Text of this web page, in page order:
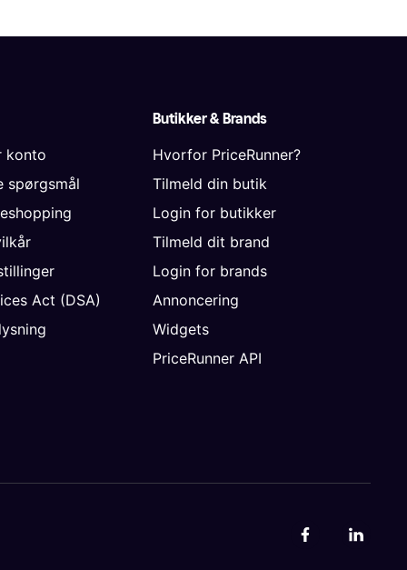
konto
spørgsmål
Act (DSA)
Butikker & Brands
Hvorfor PriceRunner?
Tilmeld din butik
Login for butikker
Tilmeld dit brand
Login for brands
Annoncering
Widgets
PriceRunner API